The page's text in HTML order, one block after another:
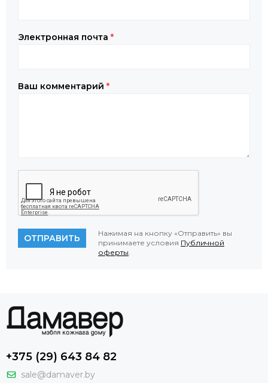
Электронная почта *
Ваш комментарий *
ОТПРАВИТЬ
Нажимая на кнопку «Отправить» вы
принимаете условия Публичной
оферты
+375 (29) 643 84 82
sale@damaver.by